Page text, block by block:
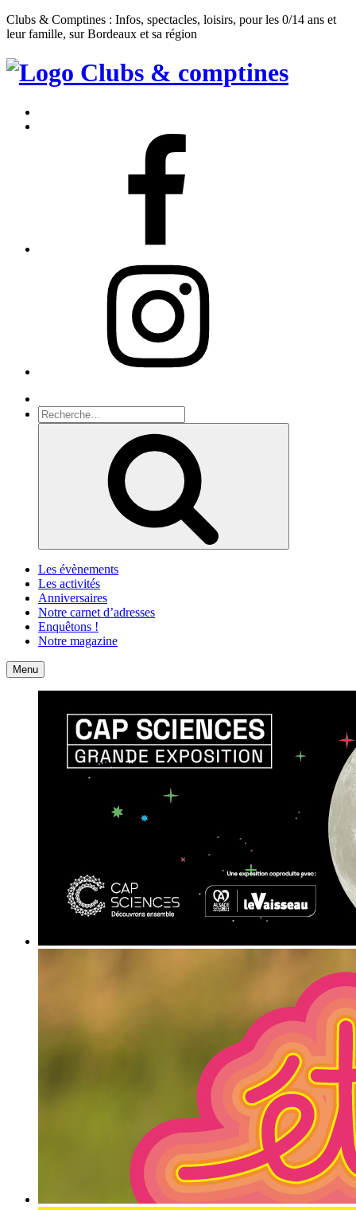
Clubs & Comptines : Infos, spectacles, loisirs, pour les 0/14 ans et
leur famille, sur Bordeaux et sa région
Clubs
Comptines
Recherche
pour
Les évènements
Les activités
Anniversaires
Notre carnet d’adresses
Enquêtons !
Notre magazine
Accueil
Menu Contact